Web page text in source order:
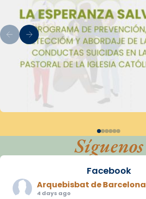
Síguenos
Facebook
Arquebisbat de Barcelona
4 days ago